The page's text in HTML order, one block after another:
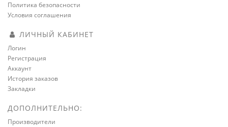
Политика безопасности
Условия соглашения
ЛИЧНЫЙ КАБИНЕТ
Логин
Регистрация
Аккаунт
История заказов
Закладки
ДОПОЛНИТЕЛЬНО:
Производители